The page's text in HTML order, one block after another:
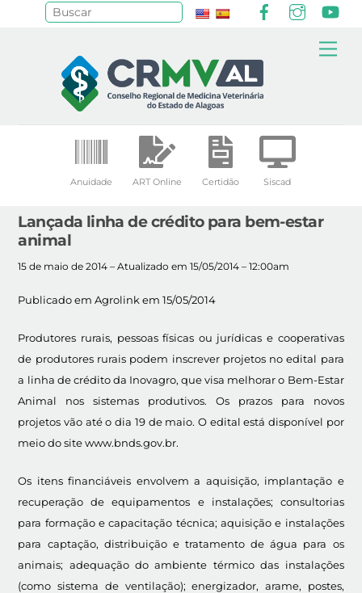
Anuidade ART Online Certidão Siscad
Lançada linha de crédito para bem-estar
animal
15 de maio de 2014 – Atualizado em 15/05/2014 – 12:00am
Publicado em Agrolink em 15/05/2014
Produtores rurais, pessoas físicas ou jurídicas e cooperativas
de produtores rurais podem inscrever projetos no edital para
a linha de crédito da Inovagro, que visa melhorar o Bem-Estar
Animal nos sistemas produtivos. Os prazos para novos
projetos vão até o dia 19 de maio. O edital está disponível por
meio do site www.bnds.gov.br.
Os itens financiáveis envolvem a aquisição, implantação e
recuperação de equipamentos e instalações; consultorias
para formação e capacitação técnica; aquisição e instalações
para captação, distribuição e tratamento de água para os
animais; adequação do ambiente térmico das instalações
(como sistema de ventilação); energizador, arame, postes,